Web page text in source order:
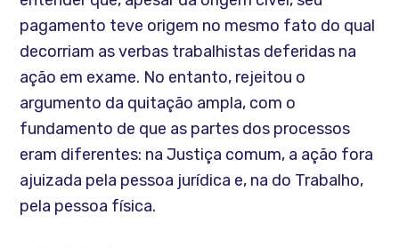
pagamento teve origem no mesmo fato do qual
decorriam as verbas trabalhistas deferidas na
ação em exame. No entanto, rejeitou o
argumento da quitação ampla, com o
fundamento de que as partes dos processos
eram diferentes: na Justiça comum, a ação fora
ajuizada pela pessoa jurídica e, na do Trabalho,
pela pessoa física.